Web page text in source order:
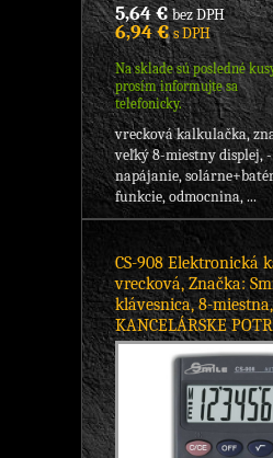
5,64 €bez DPH
6,94 €s DPH
Na sklade sú posledné
prosím informujte sa
telefonicky.
vrecková kalkulačka,
veľký 8-miestny displej,
napájanie,
funkcie, odmocnina, ...
CS-908 Elektronická
vrecková, Značka:
klávesnica, 8-miestna,
KANCELÁRSKE